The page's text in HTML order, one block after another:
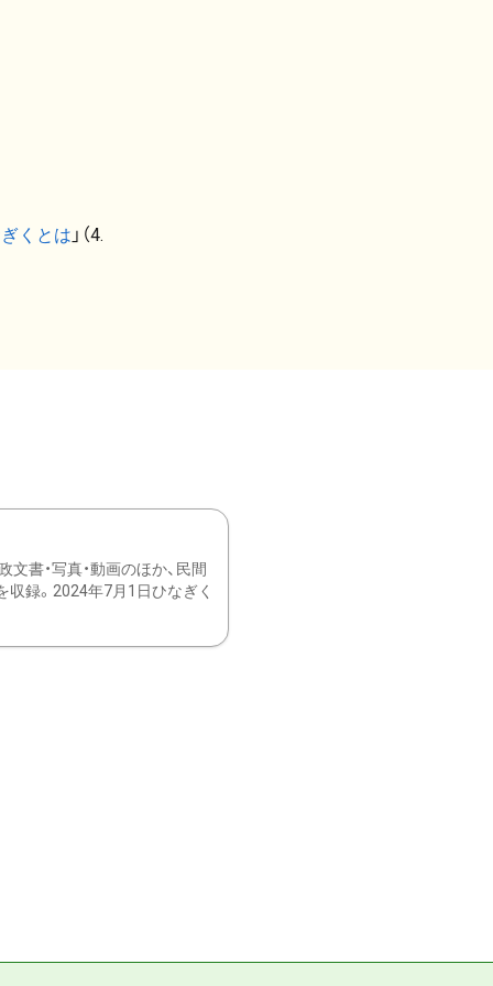
くとは 」（4.
書・写真・動画のほか、民間
録。2024年7月1日ひなぎく